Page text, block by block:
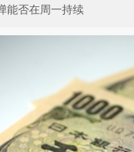
能否在周一持续